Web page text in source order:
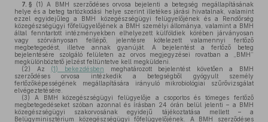
7. § (1) A BMH szerződéses orvosa bejelenti a betegség megállapításának
helye és a beteg tartózkodási helye szerint illetékes járási hivatalnak, valamint
ezzel egyidejűleg a BMH közegészségügyi felügyelőjének és a Rendőrség
közegészségügyi főfelügyelőjének a BMH személyi állománya, valamint a BMH
által fenntartott intézményekben elhelyezett külföldiek körében járványosan
vagy szórványosan fellépő, jelentésre kötelezett valamennyi fertőző
megbetegedést, illetve annak gyanúját. A bejelentést a fertőző beteg
bejelentésére szolgáló felületen az orvos megjegyzései rovatban a „BMH”
megkülönböztető jelzést feltüntetve kell megküldeni.
(2) Az (1) bekezdésben meghatározott bejelentést követően a BMH
szerződéses orvosa intézkedik a betegségből gyógyult személy
fertőzőképességének megállapítására irányuló mikrobiológiai szűrővizsgálat
elvégeztetésére.
(3) A BMH közegészségügyi felügyelője a csoportos és tömeges fertőző
megbetegedéseket szóban azonnal és írásban 24 órán belül jelenti – a BMH
közegészségügyi szakorvosának egyidejű tájékoztatása mellett – a
Belügyminisztérium közegészségügyi főfelügyelőjének. A BMH szerződéses